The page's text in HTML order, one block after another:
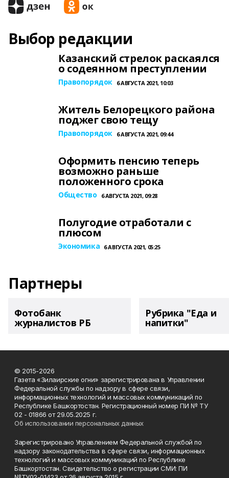
Выбор редакции
Казанский стрелок раскаялся
о содеянном преступлении
Правопорядок 6 АВГУСТА 2021, 10:03
Житель Белорецкого района
поджег свою тещу
Правопорядок 6 АВГУСТА 2021, 09:44
Оформить пенсию теперь
возможно раньше
положенного срока
Общество 6 АВГУСТА 2021, 09:28
Полугодие отработали с
плюсом
Экономика 6 АВГУСТА 2021, 05:25
Партнеры
Фотобанк
журналистов РБ
Рубрика "Еда и
напитки"
© 2015-2026
Газета «Зилаирские огни» зарегистрирована в Управлении
Федеральной службы по надзору в сфере связи,
информационных технологий и массовых коммуникаций по
Республике Башкортостан. Регистрационный номер ПИ № ТУ
02 - 01866 от 29.05.2025 г.
Об использовании персональных данных
Зарегистрировано Управлением Федеральной службой по
надзору законодательства в сфере связи, информационных
технологий и массовых коммуникаций по Республике
Башкортостан. Свидетельство о регистрации СМИ: ПИ